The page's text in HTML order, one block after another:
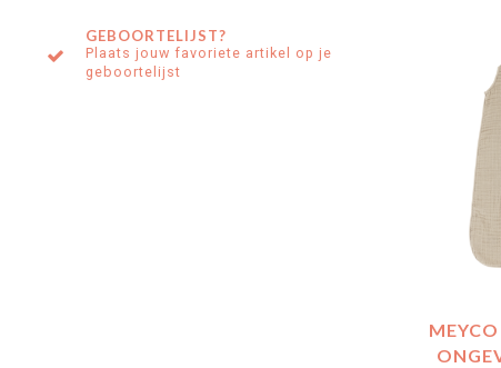
GEBOORTELIJST?
Plaats jouw favoriete artikel op je
geboortelijst